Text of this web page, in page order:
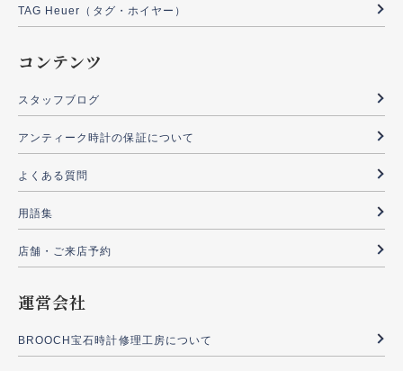
TAG Heuer（タグ・ホイヤー）
コンテンツ
スタッフブログ
アンティーク時計の保証について
よくある質問
用語集
店舗・ご来店予約
運営会社
BROOCH宝石時計修理工房について